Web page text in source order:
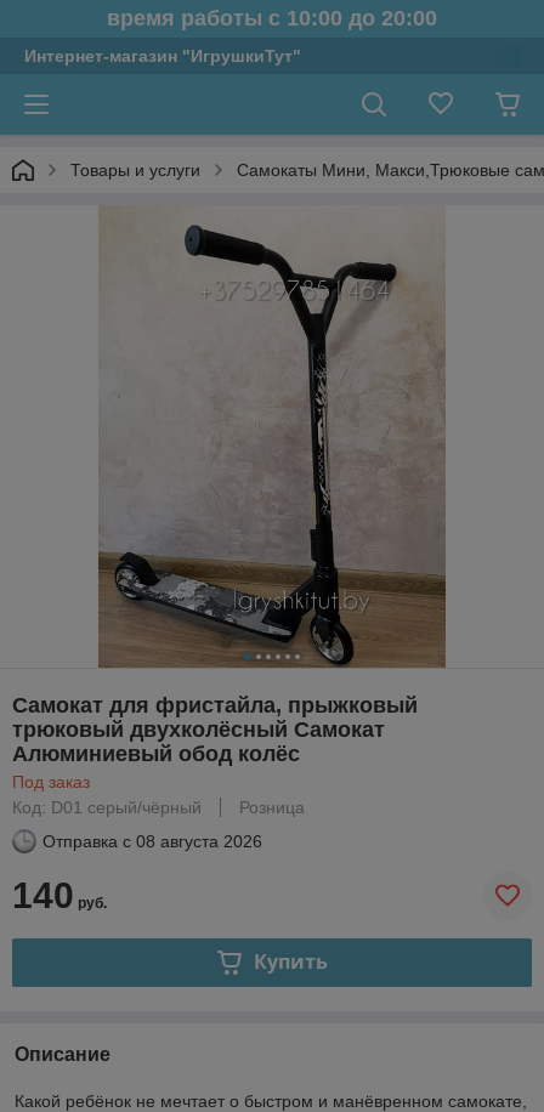
время работы с 10:00 до 20:00
Интернет-магазин "ИгрушкиТут"
Товары и услуги Самокаты Мини, Макси,Трюковые
Самокат для фристайла, прыжковый
трюковый двухколёсный Самокат
Алюминиевый обод колёс
Под заказ
Код: D01 серый/чёрный
Розница
Отправка с 08 августа 2026
140 руб.
Купить
Описание
Какой ребёнок не мечтает о быстром и манёвренном самокате,